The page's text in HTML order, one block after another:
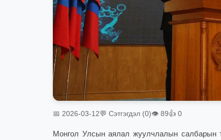
📅 2026-03-12💬 Сэтгэгдэл (0)👁 89👍 0
Монгол Улсын аялал жуулчлалын салбарын